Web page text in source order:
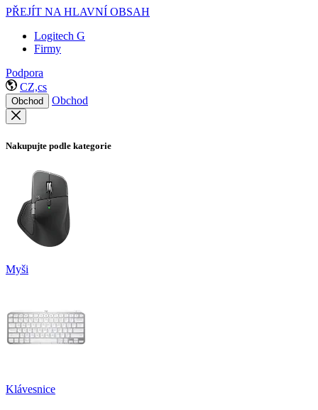
PŘEJÍT NA HLAVNÍ OBSAH
Logitech G
Firmy
Podpora
CZ,cs
Obchod Obchod
Nakupujte podle kategorie
Myši
Klávesnice